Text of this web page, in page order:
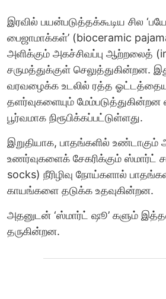
இரவில் பயன்படுத்தக்கூடிய சில
பைஜாமாக்கள்’ (bioceramic
அளிக்கும் அகச்சிவப்பு ஆற்றலைத்
சருமத்துக்குள் செலுத்துகின்றன.
வரவழைக்க உடலில் ரத்த
தளர்வுகளையும் மேம்படுத்துகின்றன
பூர்வமாக நிரூபிக்கப்பட்டுள்ளது.
இறுதியாக, பாதங்களில் உண்டாகும்
உணர்வுகளைக் சேகரிக்கும் ஸ்மார்ட்
socks) நீரிழிவு நோய்களால்
காயங்களை தடுக்க உதவுகின்றன.
அதனுடன் ‘ஸ்மார்ட் ஷூ’ களும்
தருகின்றன.